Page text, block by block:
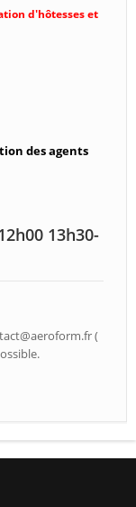
d'hôtesses et
des agents
13h30-
(